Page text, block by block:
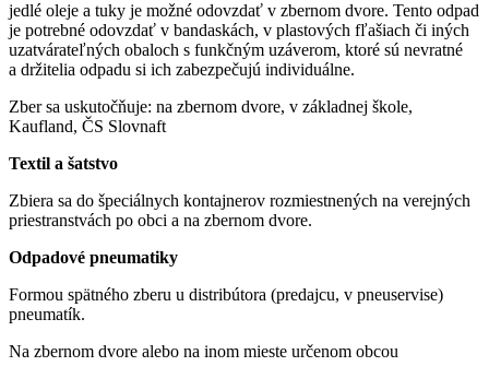
jedlé oleje a tuky je možné odovzdať v zbernom dvore. Tento odpad
je potrebné odovzdať v bandaskách, v plastových fľašiach či iných
uzatvárateľných obaloch s funkčným uzáverom, ktoré sú nevratné
a držitelia odpadu si ich zabezpečujú individuálne.
Zber sa uskutočňuje: na zbernom dvore, v základnej škole,
Kaufland, ČS Slovnaft
Textil a šatstvo
Zbiera sa do špeciálnych kontajnerov rozmiestnených na verejných
priestranstvách po obci a na zbernom dvore.
Odpadové pneumatiky
Formou spätného zberu u distribútora (predajcu, v pneuservise)
pneumatík.
Na zbernom dvore alebo na inom mieste určenom obcou